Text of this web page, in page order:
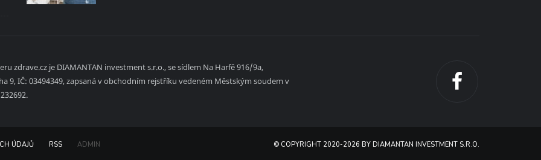
zdrave.cz je DIAMANTAN investment s.r.o., se sídlem Na Harfě 916/9a,
9, IČ: 03494349, zapsaná v obchodním rejstříku vedeném Městským soudem v
ÚDAJŮ RSS ADMIN © COPYRIGHT 2020-2026 BY DIAMANTAN INVESTMENT S.R.O.